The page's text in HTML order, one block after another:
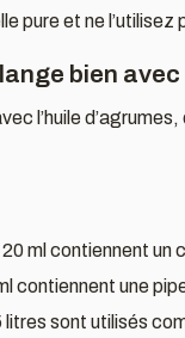
pure et ne l’utilisez
bien avec
l’huile
ml contiennent
contiennent une
litres sont utilisés